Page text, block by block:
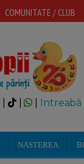
COMUNITATE / CLUB
| Intreabă
NASTEREA